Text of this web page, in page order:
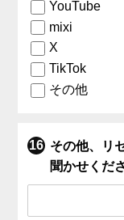
YouTube
mixi
X
TikTok
その他
その他、リ
聞かせくだ